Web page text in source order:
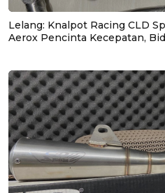
Lelang: Knalpot Racing CLD
Aerox Pencinta Kecepatan,